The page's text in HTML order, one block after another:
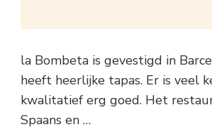
la Bombeta is gevestigd in
heeft heerlijke tapas. Er is veel
kwalitatief erg goed. Het
Spaans en …